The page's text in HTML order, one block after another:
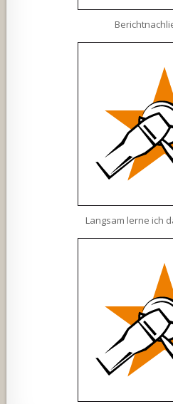
Langsam lerne ich